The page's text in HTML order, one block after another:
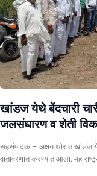
खांडज येथे बेंदचारी
जलसंधारण व शेती
सहसंपादक – अक्षय थोरात खांडज
वातावरणात करण्यात आला.